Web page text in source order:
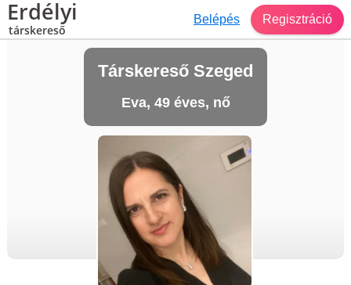
Erdélyi
társkereső
Belépés Regisztráció
Társkereső Szeged
Eva, 49 éves, nő